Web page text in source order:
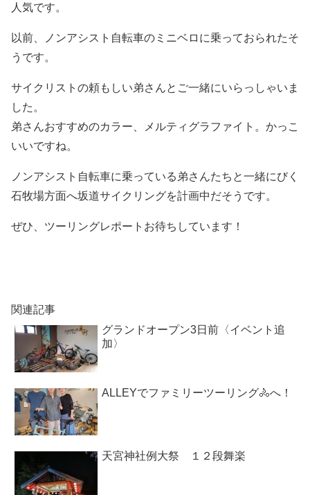
人気です。
以前、ノンアシスト自転車のミニベロに乗っておられたそ
うです。
サイクリストの頼もしい弟さんとご一緒にいらっしゃいま
した。
弟さんおすすめのカラー、メルティグラファイト。かっこ
いいですね。
ノンアシスト自転車に乗っている弟さんたちと一緒にびく
石牧場方面へ坂道サイクリングを計画中だそうです。
ぜひ、ツーリングレポートお待ちしています！
関連記事
グランドオープン3日前〈イベント追
加〉
ALLEYでファミリーツーリング🚴へ！
天宮神社例大祭 １２段舞楽